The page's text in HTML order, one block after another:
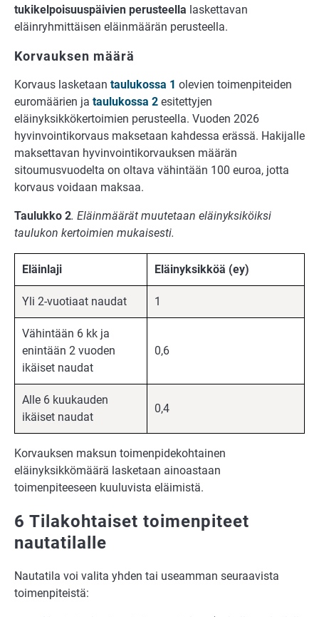
tukikelpoisuuspäivien perusteella laskettavan
eläinryhmittäisen eläinmäärän perusteella.
Korvauksen määrä
Korvaus lasketaan taulukossa 1 olevien toimenpiteiden
euromäärien ja taulukossa 2 esitettyjen
eläinyksikkökertoimien perusteella. Vuoden 2026
hyvinvointikorvaus maksetaan kahdessa erässä. Hakijalle
maksettavan hyvinvointikorvauksen määrän
sitoumusvuodelta on oltava vähintään 100 euroa, jotta
korvaus voidaan maksaa.
Taulukko 2. Eläinmäärät muutetaan eläinyksiköiksi
taulukon kertoimien mukaisesti.
Eläinlaji Eläinyksikköä (ey)
Yli 2-vuotiaat naudat 1
Vähintään 6 kk ja
enintään 2 vuoden
ikäiset naudat
0,6
Alle 6 kuukauden
ikäiset naudat
0,4
Korvauksen maksun toimenpidekohtainen
eläinyksikkömäärä lasketaan ainoastaan
toimenpiteeseen kuuluvista eläimistä.
6 Tilakohtaiset toimenpiteet
nautatilalle
Nautatila voi valita yhden tai useamman seuraavista
toimenpiteistä: